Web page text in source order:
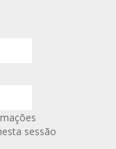
sessão